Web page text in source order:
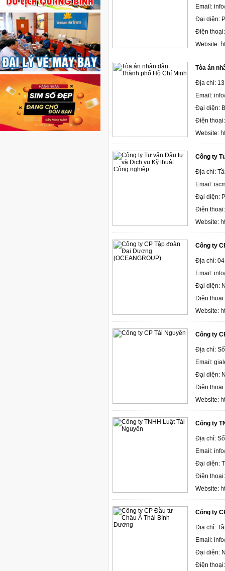
Email:
Đại diện:
Điện
Website:
Tòa án
Địa chỉ:
Email:
Đại diện:
Điện
Website:
Công ty
Địa chỉ:
Email:
Đại diện:
Điện
Website:
Công ty
Địa chỉ:
Email:
Đại diện:
Điện
Website:
Công ty
Địa chỉ:
Email:
Đại diện:
Điện
Website:
Công ty
Địa chỉ:
Email:
Đại diện:
Điện
Website:
Công ty
Địa chỉ:
Email:
Đại diện:
Điện